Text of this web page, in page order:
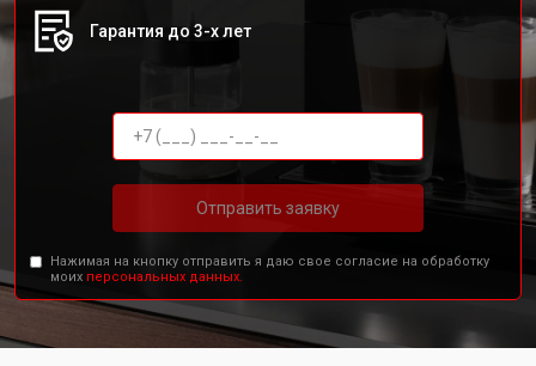
Гарантия до 3-х лет
Отправить заявку
Нажимая на кнопку отправить я даю свое согласие на обработку
моих персональных данных.